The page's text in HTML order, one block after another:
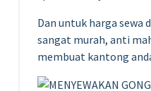
Dan untuk harga sewa
sangat murah, anti
membuat kantong